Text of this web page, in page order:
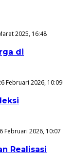
2025, 16:48
di
Februari 2026, 10:09
Februari 2026, 10:07
Realisasi